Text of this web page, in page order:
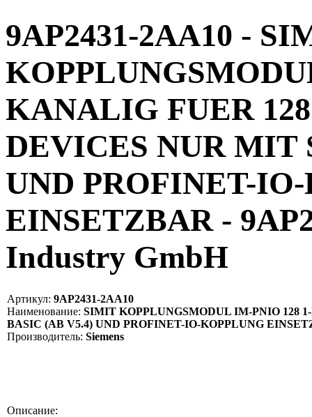
9AP2431-2AA10 -
KANALIG FUER
DEVICES NUR MIT
UND PROFINET-
EINSETZBAR -
Industry GmbH
Артикул: 9AP2431-2AA10
Наименование: SIMIT KOPPLUNGSMODUL IM-PNIO 128
BASIC (AB V5.4) UND PROFINET-IO-KOPPLUNG
Производитель: Siemens
Описание: